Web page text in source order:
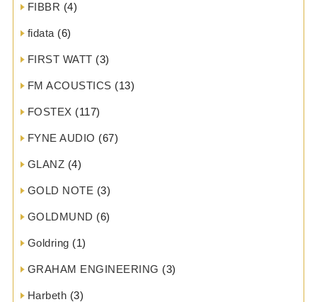
FIBBR (4)
fidata (6)
FIRST WATT (3)
FM ACOUSTICS (13)
FOSTEX (117)
FYNE AUDIO (67)
GLANZ (4)
GOLD NOTE (3)
GOLDMUND (6)
Goldring (1)
GRAHAM ENGINEERING (3)
Harbeth (3)